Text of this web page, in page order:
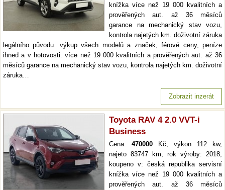
knížka více než 19 000 kvalitních a
prověřených aut. až 36 měsíců
garance na mechanický stav vozu,
kontrola najetých km. doživotní záruka
legálního původu. výkup všech modelů a značek, férové ceny, peníze
ihned a v hotovosti. více než 19 000 kvalitních a prověřených aut. až 36
měsíců garance na mechanický stav vozu, kontrola najetých km. doživotní
záruka…
Zobrazit inzerát
Toyota RAV 4 2.0 VVT-i
Business
Cena: 470000 Kč, výkon 112 kw,
najeto 83747 km, rok výroby: 2018,
koupeno v: česká republika servisní
knížka více než 19 000 kvalitních a
prověřených aut. až 36 měsíců